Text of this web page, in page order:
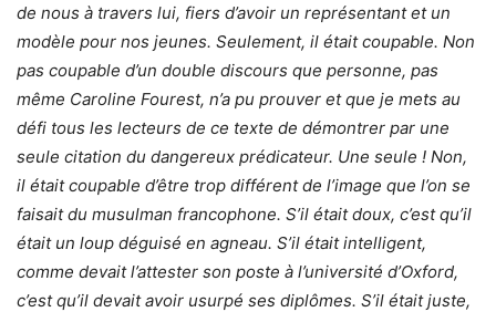
de nous à travers lui, fiers d’avoir un représentant et un
modèle pour nos jeunes. Seulement, il était coupable. Non
pas coupable d’un double discours que personne, pas
même Caroline Fourest, n’a pu prouver et que je mets au
défi tous les lecteurs de ce texte de démontrer par une
seule citation du dangereux prédicateur. Une seule ! Non,
il était coupable d’être trop différent de l’image que l’on se
faisait du musulman francophone. S’il était doux, c’est qu’il
était un loup déguisé en agneau. S’il était intelligent,
comme devait l’attester son poste à l’université d’Oxford,
c’est qu’il devait avoir usurpé ses diplômes. S’il était juste,